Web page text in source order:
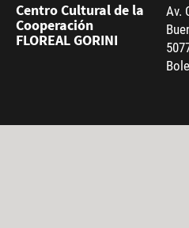
Centro Cultural de la
Cooperación
FLOREAL GORINI
Av.